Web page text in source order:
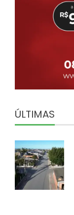
ÚLTIMAS